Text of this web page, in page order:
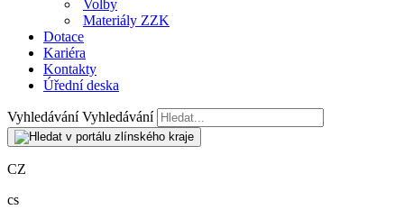
Volby
Materiály ZZK
Dotace
Kariéra
Kontakty
Úřední deska
Vyhledávání Vyhledávání
CZ
cs